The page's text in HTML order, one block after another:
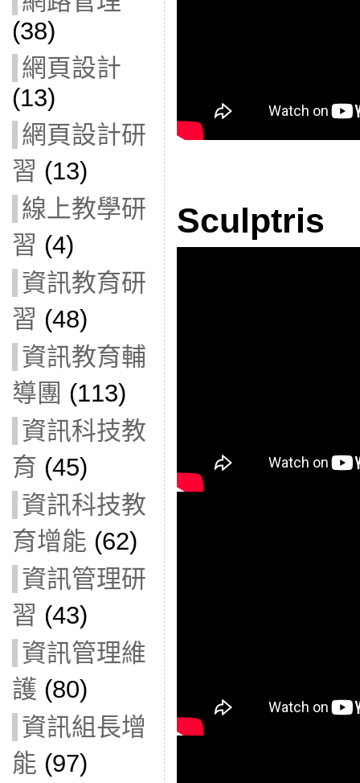
(38)
網頁設計
(13)
網頁設計研
習 (13)
線上教學研
習 (4)
資訊教育研
習 (48)
資訊教育輔
導團 (113)
資訊科技教
育 (45)
資訊科技教
育增能 (62)
資訊管理研
習 (43)
資訊管理維
護 (80)
資訊組長增
能 (97)
Sculptris